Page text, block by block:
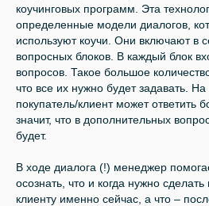
коучинговых программ. Эта
определенные модели диалогов,
используют коучи. Они включают в
вопросных блоков. В каждый блок
вопросов. Такое большое
что все их нужно будет задавать.
покупатель/клиент может ответить
значит, что в дополнительных
будет.
В ходе диалога (!) менеджер
осознать, что и когда нужно
клиенту именно сейчас, а что –